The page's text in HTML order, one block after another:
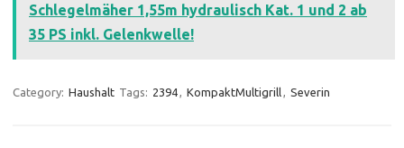
Schlegelmäher 1,55m hydraulisch Kat. 1 und 2 ab
35 PS inkl. Gelenkwelle!
Category: Haushalt Tags: 2394, KompaktMultigrill, Severin